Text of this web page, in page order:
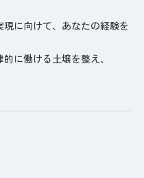
現に向けて、あなたの経験を
に働ける土壌を整え、